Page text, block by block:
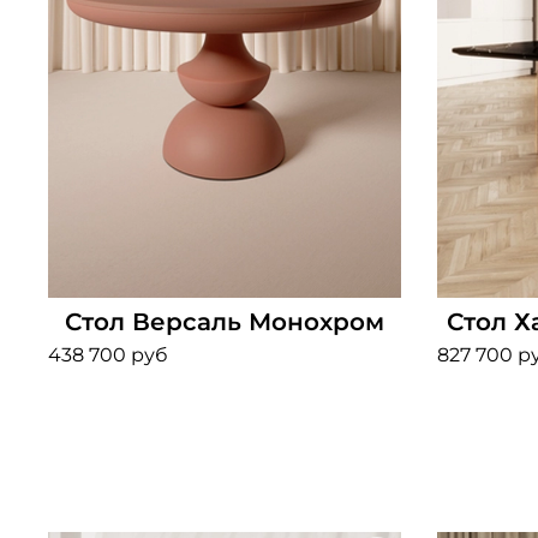
Стол Версаль Монохром
438 700 руб
Стол
827 700